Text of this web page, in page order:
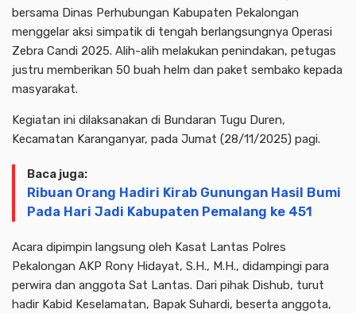
bersama Dinas Perhubungan Kabupaten Pekalongan
menggelar aksi simpatik di tengah berlangsungnya Operasi
Zebra Candi 2025. Alih-alih melakukan penindakan, petugas
justru memberikan 50 buah helm dan paket sembako kepada
masyarakat.
Kegiatan ini dilaksanakan di Bundaran Tugu Duren,
Kecamatan Karanganyar, pada Jumat (28/11/2025) pagi.
Baca juga:
Ribuan Orang Hadiri Kirab Gunungan Hasil Bumi
Pada Hari Jadi Kabupaten Pemalang ke 451
Acara dipimpin langsung oleh Kasat Lantas Polres
Pekalongan AKP Rony Hidayat, S.H., M.H., didampingi para
perwira dan anggota Sat Lantas. Dari pihak Dishub, turut
hadir Kabid Keselamatan, Bapak Suhardi, beserta anggota,